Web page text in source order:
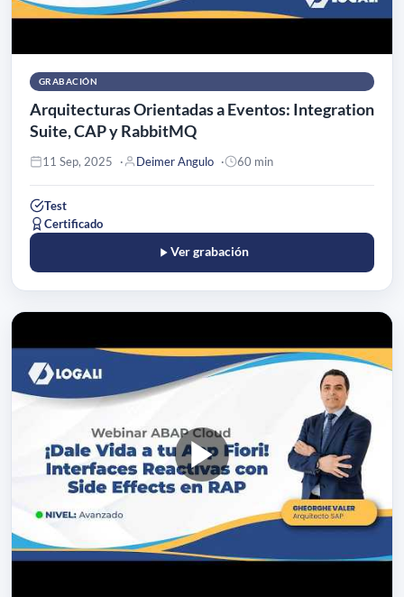
GRABACIÓN
Arquitecturas Orientadas a Eventos: Integration
Suite, CAP y RabbitMQ
11 Sep, 2025 Deimer Angulo 60 min
Test
Certificado
Ver grabación